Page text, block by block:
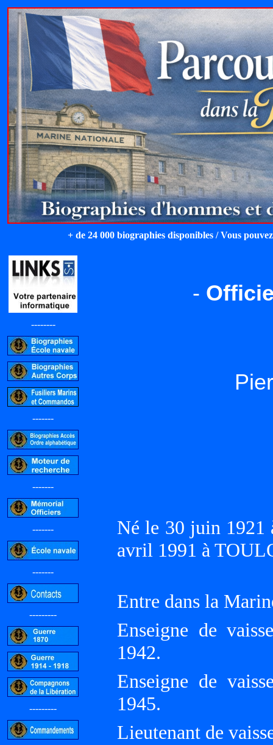
+ de 24 000 biographies disponibles / Vous
--------
-------
-------
-------
-------
---------
---------
-
Né le 30 juin 1921
avril 1991 à
Entre dans la
Enseigne de
1942.
Enseigne de
1945.
Lieutenant de